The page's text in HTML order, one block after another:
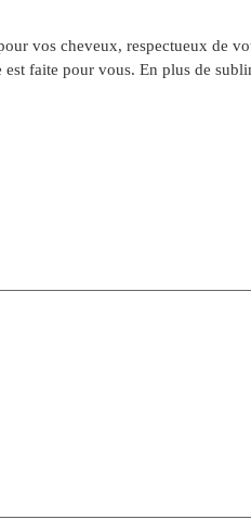
vos cheveux, respectueux de
faite pour vous. En plus de